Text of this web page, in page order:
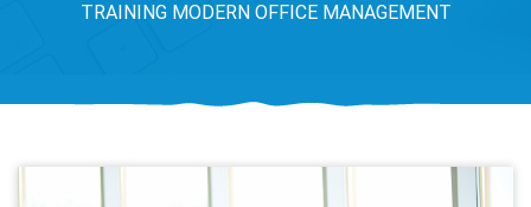
TRAINING MODERN OFFICE MANAGEMENT